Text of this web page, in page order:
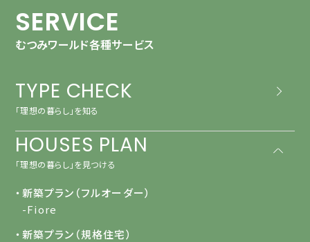
SERVICE
むつみワールド各種サービス
TYPE CHECK
「理想の暮らし」を知る
HOUSES PLAN
「理想の暮らし」を見つける
・新築プラン（フルオーダー）
-Fiore
・新築プラン（規格住宅）